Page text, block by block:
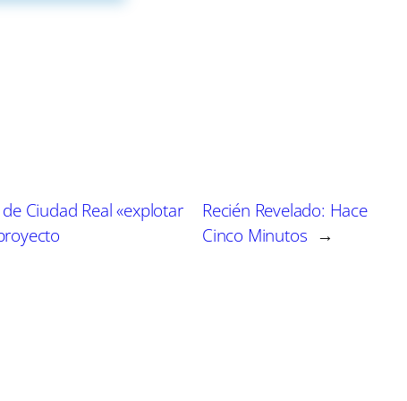
impregna el aire. Su capacidad para trepar y soportar
al frío como al calor, y su vigoroso crecimiento la
agregando un aroma inigualable al entorno.
Ciudad Real «explotar
Recién Revelado: Hace
Cinco Minutos →